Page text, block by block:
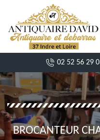
02 52 56 29
BROCANTEUR